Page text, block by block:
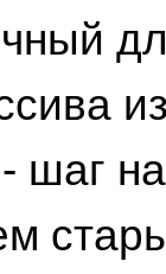
шаг